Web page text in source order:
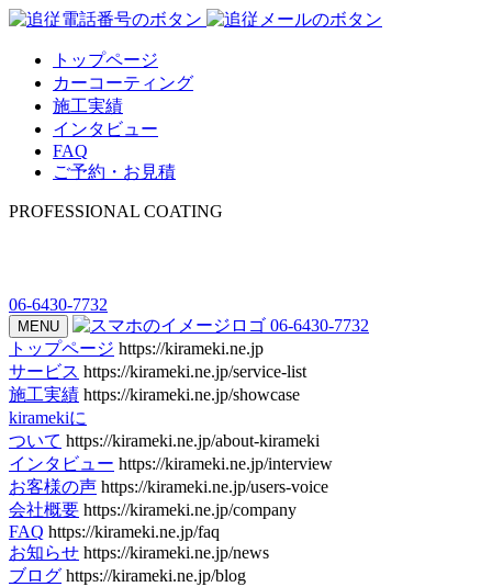
トップページ
カーコーティング
施工実績
インタビュー
FAQ
ご予約・お見積
PROFESSIONAL COATING
06-6430-7732
MENU
06-6430-7732
トップページ https://kirameki.ne.jp
サービス https://kirameki.ne.jp/service-list
施工実績 https://kirameki.ne.jp/showcase
kiramekiに
ついて https://kirameki.ne.jp/about-kirameki
インタビュー https://kirameki.ne.jp/interview
お客様の声 https://kirameki.ne.jp/users-voice
会社概要 https://kirameki.ne.jp/company
FAQ https://kirameki.ne.jp/faq
お知らせ https://kirameki.ne.jp/news
ブログ https://kirameki.ne.jp/blog